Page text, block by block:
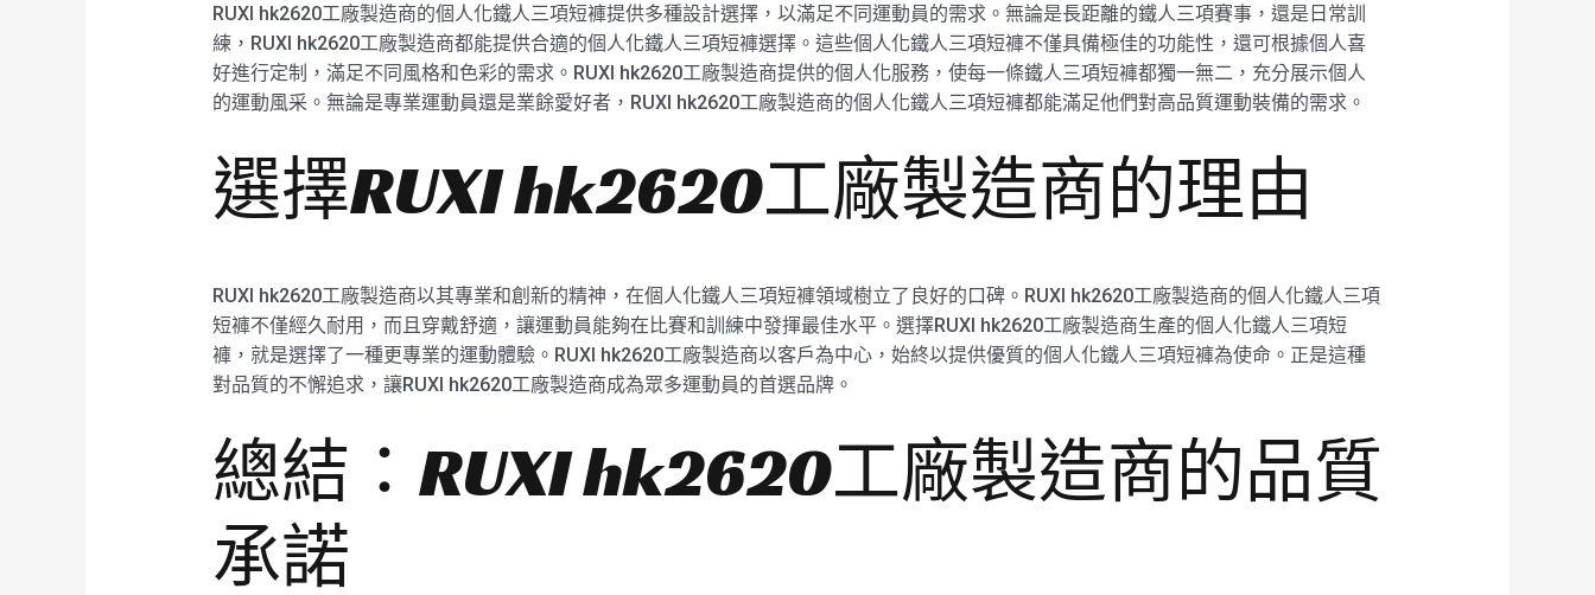
RUXI hk2620工廠製造商的個人化鐵人三項短褲提供多種設計選擇，以滿足不同運動員的需求。無論是長距離的鐵人三項賽事，還是日常訓
練，RUXI hk2620工廠製造商都能提供合適的個人化鐵人三項短褲選擇。這些個人化鐵人三項短褲不僅具備極佳的功能性，還可根據個人喜
好進行定制，滿足不同風格和色彩的需求。RUXI hk2620工廠製造商提供的個人化服務，使每一條鐵人三項短褲都獨一無二，充分展示個人
的運動風采。無論是專業運動員還是業餘愛好者，RUXI hk2620工廠製造商的個人化鐵人三項短褲都能滿足他們對高品質運動裝備的需求。
選擇RUXI hk2620工廠製造商的理由
RUXI hk2620工廠製造商以其專業和創新的精神，在個人化鐵人三項短褲領域樹立了良好的口碑。RUXI hk2620工廠製造商的個人化鐵人三項
短褲不僅經久耐用，而且穿戴舒適，讓運動員能夠在比賽和訓練中發揮最佳水平。選擇RUXI hk2620工廠製造商生產的個人化鐵人三項短
褲，就是選擇了一種更專業的運動體驗。RUXI hk2620工廠製造商以客戶為中心，始終以提供優質的個人化鐵人三項短褲為使命。正是這種
對品質的不懈追求，讓RUXI hk2620工廠製造商成為眾多運動員的首選品牌。
總結：RUXI hk2620工廠製造商的品質
承諾